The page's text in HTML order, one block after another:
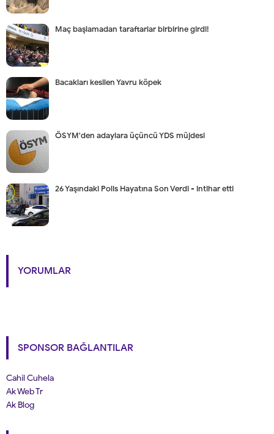
Maç başlamadan taraftarlar birbirine girdi!
Bacakları kesilen Yavru köpek
ÖSYM'den adaylara üçüncü YDS müjdesi
26 Yaşındaki Polis Hayatına Son Verdi - intihar etti
YORUMLAR
SPONSOR BAĞLANTILAR
Cahil Cuhela
Ak Web Tr
Ak Blog